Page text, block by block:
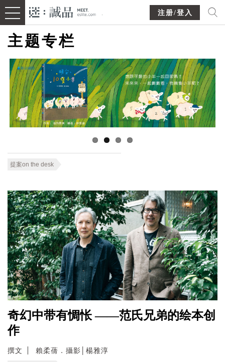
注册/登入
主题专栏
提案on the desk
奇幻中带有惆怅 ——范氏兄弟的绘本创
作
撰文 賴柔蒨．攝影│楊雅淳